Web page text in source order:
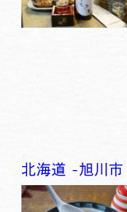
北海道 -旭川市